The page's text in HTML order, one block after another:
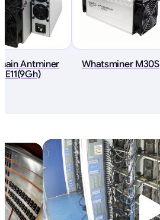
Antminer
E11(9Gh)
Whatsminer M30S